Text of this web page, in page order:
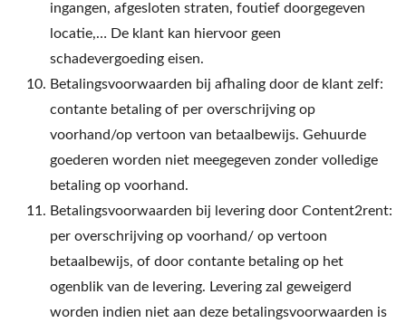
ingangen, afgesloten straten, foutief doorgegeven
locatie,… De klant kan hiervoor geen
schadevergoeding eisen.
Betalingsvoorwaarden bij afhaling door de klant zelf:
contante betaling of per overschrijving op
voorhand/op vertoon van betaalbewijs. Gehuurde
goederen worden niet meegegeven zonder volledige
betaling op voorhand.
Betalingsvoorwaarden bij levering door Content2rent:
per overschrijving op voorhand/ op vertoon
betaalbewijs, of door contante betaling op het
ogenblik van de levering. Levering zal geweigerd
worden indien niet aan deze betalingsvoorwaarden is